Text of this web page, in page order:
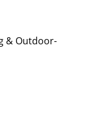
& Outdoor-